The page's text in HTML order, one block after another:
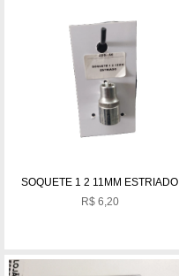
SOQUETE 1 2 11MM ESTRIADO
R$6,20